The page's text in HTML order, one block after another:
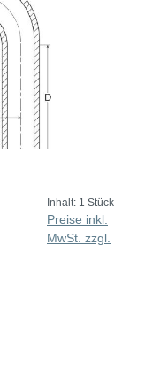
Inhalt: 1 Stück
Preise inkl.
MwSt. zzgl.